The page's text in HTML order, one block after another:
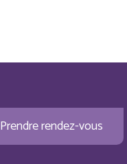
Prendre rendez-vous